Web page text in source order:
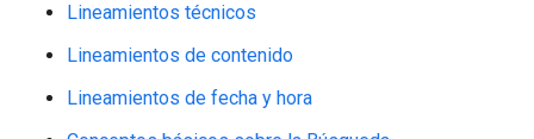
Lineamientos técnicos
Lineamientos de contenido
Lineamientos de fecha y hora